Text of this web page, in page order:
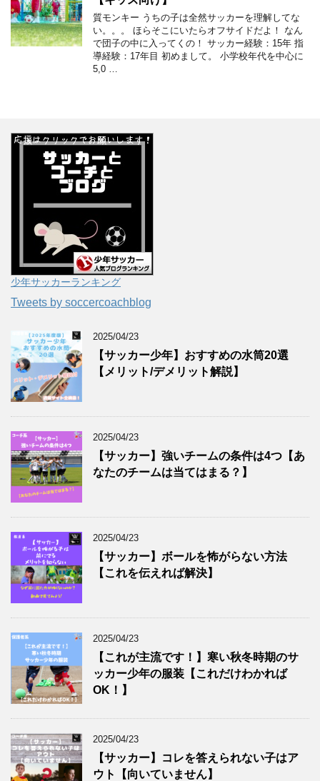
質モンキー うちの子は全然サッカーを理解してな
い。。。 ほらそこにいたらオフサイドだよ！ なん
で団子の中に入ってくの！ サッカー経験：15年 指
導経験：17年目 初めまして。 小学校年代を中心に
5,0 …
少年サッカーランキング
Tweets by soccercoachblog
2025/04/23
【サッカー少年】おすすめの水筒20選
【メリット/デメリット解説】
2025/04/23
【サッカー】強いチームの条件は4つ【あ
なたのチームは当てはまる？】
2025/04/23
【サッカー】ボールを怖がらない方法
【これを伝えれば解決】
2025/04/23
【これが主流です！】寒い秋冬時期のサ
ッカー少年の服装【これだけわかれば
OK！】
2025/04/23
【サッカー】コレを答えられない子はア
ウト【向いていません】